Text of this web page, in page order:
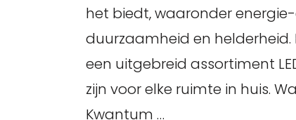
het biedt, waaronder
duurzaamheid en helderheid.
een uitgebreid assortiment
zijn voor elke ruimte in huis.
Kwantum …